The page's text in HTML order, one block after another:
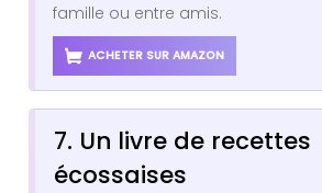
famille ou entre amis.
ACHETER SUR AMAZON
7. Un livre de recettes
écossaises